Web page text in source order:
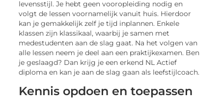
levensstijl. Je hebt geen vooropleiding nodig en
volgt de lessen voornamelijk vanuit huis. Hierdoor
kan je gemakkelijk zelf je tijd inplannen. Enkele
klassen zijn klassikaal, waarbij je samen met
medestudenten aan de slag gaat. Na het volgen van
alle lessen neem je deel aan een praktijkexamen. Ben
je geslaagd? Dan krijg je een erkend NL Actief
diploma en kan je aan de slag gaan als leefstijlcoach.
Kennis opdoen en toepassen